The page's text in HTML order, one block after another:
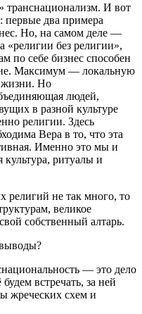
транснационализм. И вот
первые два примера
Но, на самом деле —
без религии»,
по себе бизнес способен
Максимум — локальную
жизни. Но
людей,
в разной культуре
религии. Здесь
Вера в то, что эта
Именно это мы и
ритуалы и
религий не так много, то
великое
собственный алтарь.
— это дело
встречать, за ней
жреческих схем и